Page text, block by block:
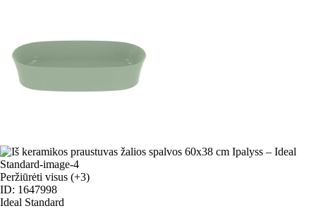
Peržiūrėti visus (+3)
ID: 1647998
Ideal Standard